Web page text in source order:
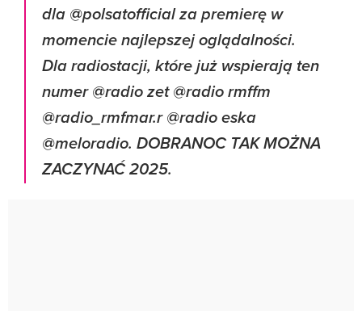
dla @polsatofficial za premierę w
momencie najlepszej oglądalności.
Dla radiostacji, które już wspierają ten
numer @radio zet @radio rmffm
@radio_rmfmar.r @radio eska
@meloradio. DOBRANOC TAK MOŻNA
ZACZYNAĆ 2025.